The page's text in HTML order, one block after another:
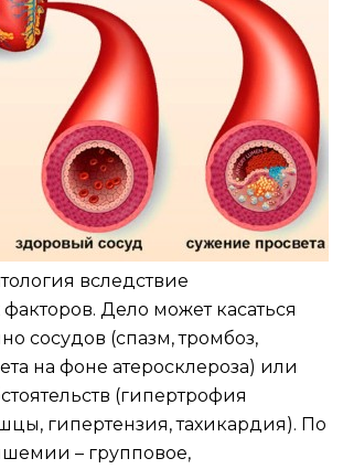
вследствие
Дело может касаться
сосудов (спазм, тромбоз,
на фоне атеросклероза) или
(гипертрофия
гипертензия, тахикардия). По
– групповое,